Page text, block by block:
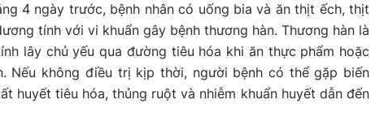
4 ngày trước, bệnh nhân có uống bia và ăn thịt ếch, thịt
tính với vi khuẩn gây bệnh thương hàn. Thương hàn là
lây chủ yếu qua đường tiêu hóa khi ăn thực phẩm hoặc
Nếu không điều trị kịp thời, người bệnh có thể gặp biến
huyết tiêu hóa, thủng ruột và nhiễm khuẩn huyết dẫn đến